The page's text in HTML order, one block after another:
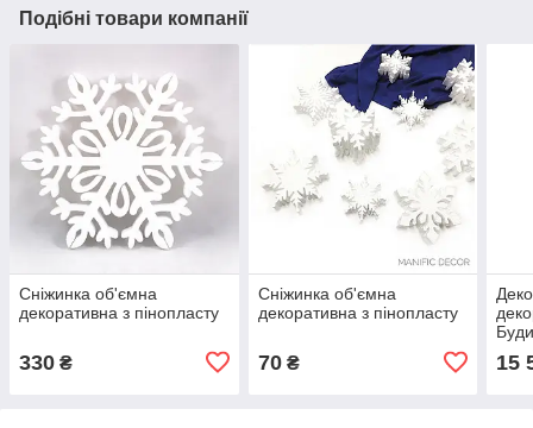
Подібні товари компанії
Сніжинка об'ємна
декоративна з пінопласту
330 ₴
Сніжинка об'ємна
декоративна з пінопласту
70₴ 15